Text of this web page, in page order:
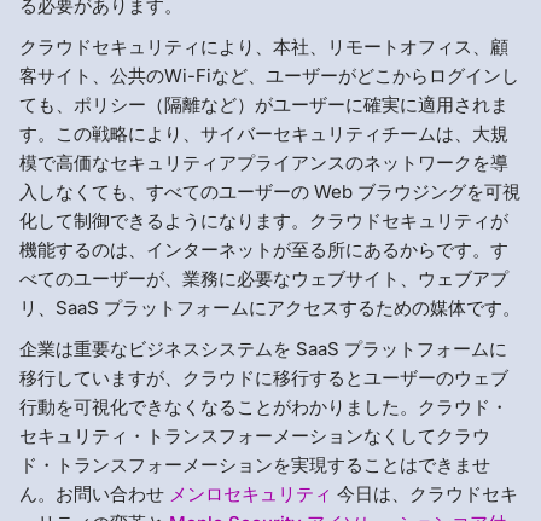
る必要があります。
クラウドセキュリティにより、本社、リモートオフィス、顧
客サイト、公共のWi-Fiなど、ユーザーがどこからログインし
ても、ポリシー（隔離など）がユーザーに確実に適用されま
す。この戦略により、サイバーセキュリティチームは、大規
模で高価なセキュリティアプライアンスのネットワークを導
入しなくても、すべてのユーザーの Web ブラウジングを可視
化して制御できるようになります。クラウドセキュリティが
機能するのは、インターネットが至る所にあるからです。す
べてのユーザーが、業務に必要なウェブサイト、ウェブアプ
リ、SaaS プラットフォームにアクセスするための媒体です。
企業は重要なビジネスシステムを SaaS プラットフォームに
移行していますが、クラウドに移行するとユーザーのウェブ
行動を可視化できなくなることがわかりました。クラウド・
セキュリティ・トランスフォーメーションなくしてクラウ
ド・トランスフォーメーションを実現することはできませ
ん。お問い合わせ メンロセキュリティ 今日は、クラウドセキ